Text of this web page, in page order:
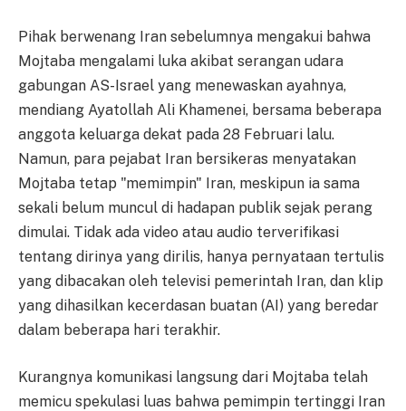
Pihak berwenang Iran sebelumnya mengakui bahwa
Mojtaba mengalami luka akibat serangan udara
gabungan AS-Israel yang menewaskan ayahnya,
mendiang Ayatollah Ali Khamenei, bersama beberapa
anggota keluarga dekat pada 28 Februari lalu.
Namun, para pejabat Iran bersikeras menyatakan
Mojtaba tetap "memimpin" Iran, meskipun ia sama
sekali belum muncul di hadapan publik sejak perang
dimulai. Tidak ada video atau audio terverifikasi
tentang dirinya yang dirilis, hanya pernyataan tertulis
yang dibacakan oleh televisi pemerintah Iran, dan klip
yang dihasilkan kecerdasan buatan (AI) yang beredar
dalam beberapa hari terakhir.
Kurangnya komunikasi langsung dari Mojtaba telah
memicu spekulasi luas bahwa pemimpin tertinggi Iran